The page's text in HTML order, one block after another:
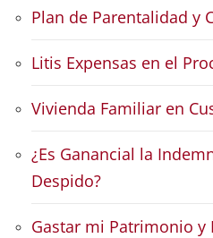
Plan de Parentalidad y
Litis Expensas en el
Vivienda Familiar en
¿Es Ganancial la
Despido?
Gastar mi Patrimonio y